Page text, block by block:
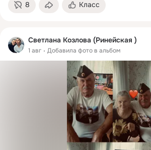
8 Класс
Светлана Козлова (Ринейская )
1 авг Добавила фото в альбом